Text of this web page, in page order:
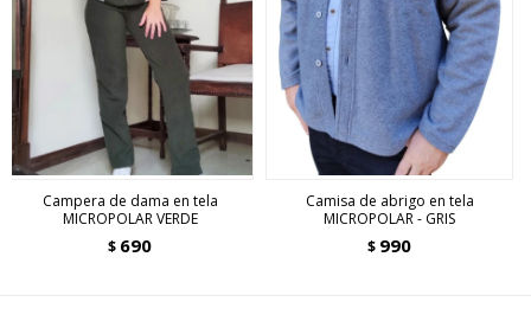
Campera de dama en tela
MICROPOLAR VERDE
$ 690
Camisa de abrigo en tela
MICROPOLAR - GRIS
$ 990